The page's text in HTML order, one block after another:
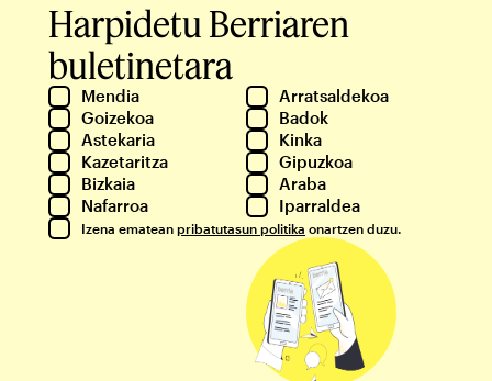
Harpidetu Berriaren
buletinetara
Mendia
Arratsaldekoa
Goizekoa
Badok
Astekaria
Kinka
Kazetaritza
Gipuzkoa
Bizkaia
Araba
Nafarroa
Iparraldea
Izena ematean pribatutasun politika onartzen duzu.